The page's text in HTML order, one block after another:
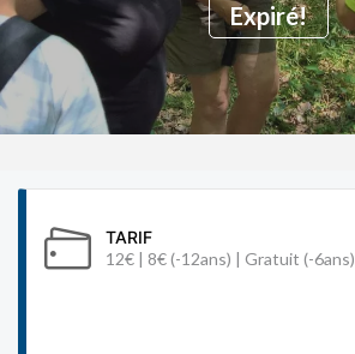
Expiré!
TARIF
12€ | 8€ (-12ans) | Gratuit (-6ans)